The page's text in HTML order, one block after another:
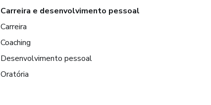
Carreira e desenvolvimento pessoal
Carreira
Coaching
Desenvolvimento pessoal
Oratória